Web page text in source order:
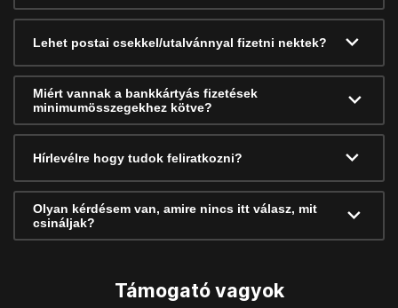
Lehet postai csekkel/utalvánnyal fizetni nektek?
Miért vannak a bankkártyás fizetések
minimumösszegekhez kötve?
Hírlevélre hogy tudok feliratkozni?
Olyan kérdésem van, amire nincs itt válasz, mit
csináljak?
Támogató vagyok